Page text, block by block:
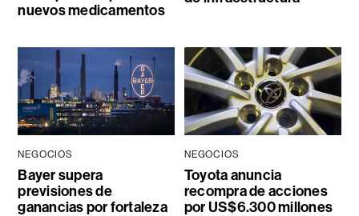
nuevos medicamentos
NEGOCIOS
Bayer supera
previsiones de
ganancias por fortaleza
NEGOCIOS
Toyota anuncia
recompra de acciones
por US$6.300 millones